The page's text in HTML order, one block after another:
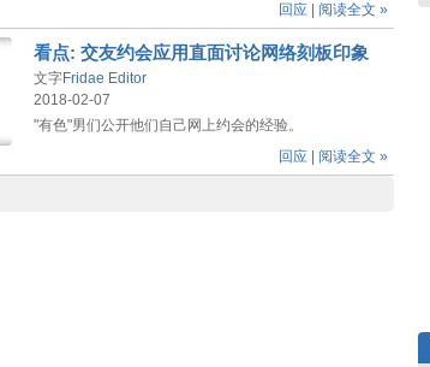
回应
阅读全文 »
看点: 交友约会应用直面讨论网络刻板印象
文字Fridae Editor
2018-02-07
"有色"男们公开他们自己网上约会的经验。
回应
阅读全文 »